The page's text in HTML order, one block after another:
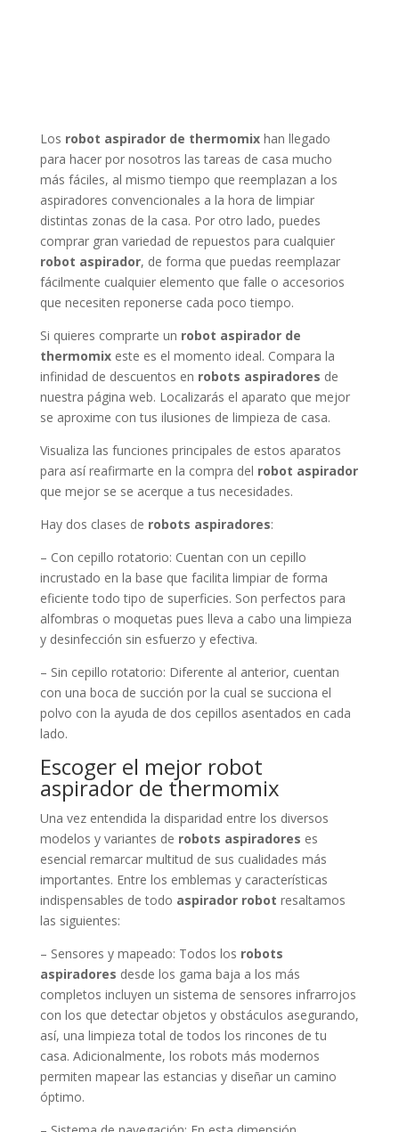
Los robot aspirador de thermomixhan llegado
para hacer por nosotros las tareas de casa mucho
más fáciles, al mismo tiempo que reemplazan a los
aspiradores convencionales a la hora de limpiar
distintas zonas de la casa. Por otro lado, puedes
comprar gran variedad de repuestos para cualquier
robot aspirador, de forma que puedas reemplazar
fácilmente cualquier elemento que falle o accesorios
que necesiten reponerse cada poco tiempo.
Si quieres comprarte un robot aspirador de
thermomixeste es el momento ideal. Compara la
infinidad de descuentos en robots aspiradores de
nuestra página web. Localizarás el aparato que mejor
se aproxime con tus ilusiones de limpieza de casa.
Visualiza las funciones principales de estos aparatos
para así reafirmarte en la compra del robot aspirador
que mejor se se acerque a tus necesidades.
Hay dos clases de robots aspiradores:
– Con cepillo rotatorio: Cuentan con un cepillo
incrustado en la base que facilita limpiar de forma
eficiente todo tipo de superficies. Son perfectos para
alfombras o moquetas pues lleva a cabo una limpieza
y desinfección sin esfuerzo y efectiva.
– Sin cepillo rotatorio: Diferente al anterior, cuentan
con una boca de succión por la cual se succiona el
polvo con la ayuda de dos cepillos asentados en cada
lado.
Escoger el mejor robot
aspirador de thermomix
Una vez entendida la disparidad entre los diversos
modelos y variantes de robots aspiradores es
esencial remarcar multitud de sus cualidades más
importantes. Entre los emblemas y características
indispensables de todo aspirador robot resaltamos
las siguientes:
– Sensores y mapeado: Todos los robots
aspiradores desde los gama baja a los más
completos incluyen un sistema de sensores infrarrojos
con los que detectar objetos y obstáculos asegurando,
así, una limpieza total de todos los rincones de tu
casa. Adicionalmente, los robots más modernos
permiten mapear las estancias y diseñar un camino
óptimo.